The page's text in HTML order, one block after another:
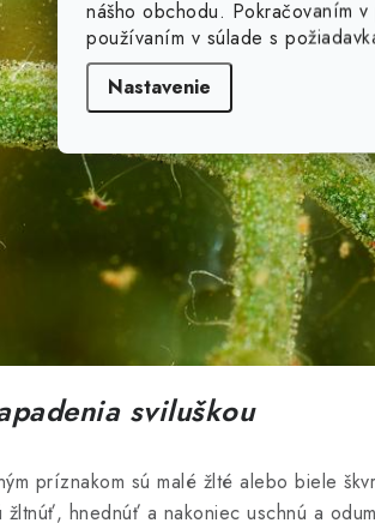
nášho obchodu. Pokračovaním
používaním v súlade s
Nastavenie
sviluškou
príznakom sú malé žlté alebo biele
žltnúť, hnednúť a nakoniec uschnú a